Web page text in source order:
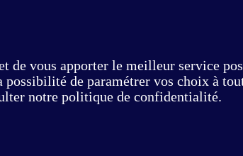
de vous apporter le meilleur service
possibilité de paramétrer vos choix à
notre politique de confidentialité.